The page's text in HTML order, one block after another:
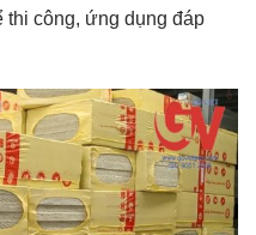
thi công, ứng dụng đáp